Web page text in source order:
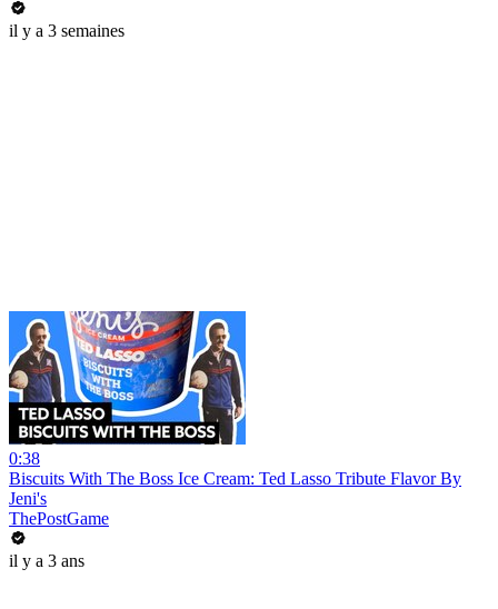
il y a 3 semaines
0:38
Biscuits With The Boss Ice Cream: Ted Lasso Tribute Flavor By
Jeni's
ThePostGame
il y a 3 ans